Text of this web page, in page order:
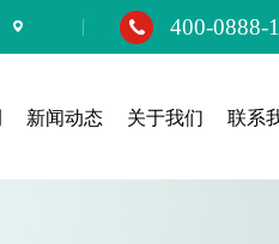
400-0888-
新闻动态 关于我们 联系